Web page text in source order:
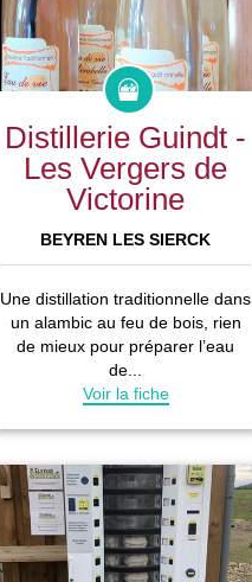
Distillerie Guindt -
Les Vergers de
Victorine
BEYREN LES SIERCK
Une distillation traditionnelle dans
un alambic au feu de bois, rien
de mieux pour préparer l’eau
de...
Voir la fiche